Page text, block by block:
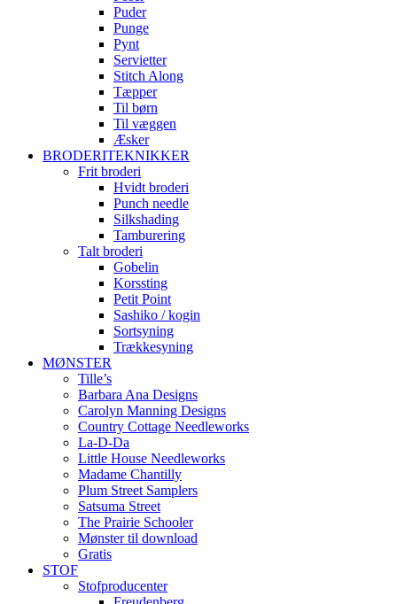
Puder
Punge
Pynt
Servietter
Stitch Along
Tæpper
Til børn
Til væggen
Æsker
BRODERITEKNIKKER
Frit broderi
Hvidt broderi
Punch needle
Silkshading
Tamburering
Talt broderi
Gobelin
Korssting
Petit Point
Sashiko / kogin
Sortsyning
Trækkesyning
MØNSTER
Tille’s
Barbara Ana Designs
Carolyn Manning Designs
Country Cottage Needleworks
La-D-Da
Little House Needleworks
Madame Chantilly
Plum Street Samplers
Satsuma Street
The Prairie Schooler
Mønster til download
Gratis
STOF
Stofproducenter